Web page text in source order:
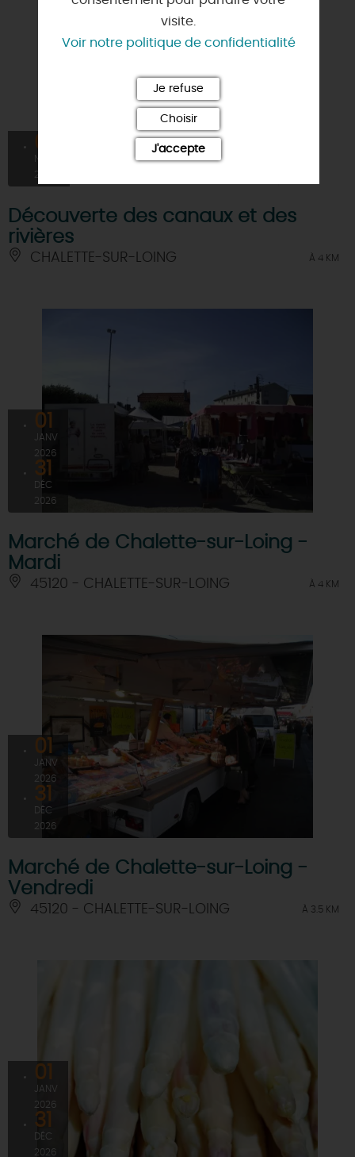
04
2026
Découverte des canaux et des
rivières
CHALETTE-SUR-LOING À 4 KM
01
JANV
2026
31
DÉC
2026
Marché de Chalette-sur-Loing -
Mardi
45120 - CHALETTE-SUR-LOING À 4 KM
01
JANV
2026
31
DÉC
2026
Marché de Chalette-sur-Loing -
Vendredi
45120 - CHALETTE-SUR-LOING À 3.5 KM
01
JANV
2026
31
DÉC
2026
visite.
Voir notre politique de confidentialité
Je refuse
Choisir
J'accepte